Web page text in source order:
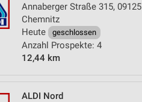
Annaberger Straße 315, 09125
Chemnitz
Heute
geschlossen
Anzahl Prospekte: 4
12,44 km
ALDI Nord